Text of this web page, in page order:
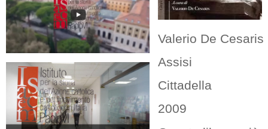
Valerio De
Assisi
Cittadella
2009